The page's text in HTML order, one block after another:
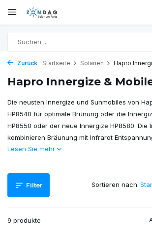
Zurück Startseite Solarien Hapro
Hapro Innergize &
Die neusten Innergize und Sunmobiles von
HP8540 für optimale Brünung oder die
HP8550 oder der neue Innergize HP8580. Die
kombinieren Bräunung mit Infrarot
Lesen Sie mehr
Filter
9 produkte
Sortieren nach: